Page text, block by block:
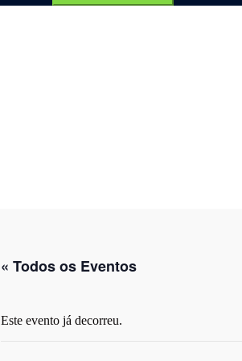
« Todos os Eventos
Este evento já decorreu.